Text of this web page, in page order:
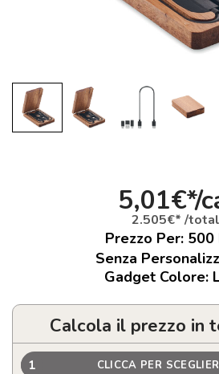
5,01€*/
2.505€* /
Prezzo Per: 500
Senza
Gadget Colore:
Calcola il prezzo in
1 CLICCA PER